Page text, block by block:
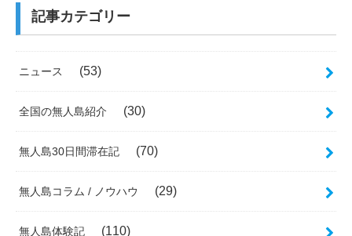
記事カテゴリー
ニュース (53)
全国の無人島紹介 (30)
無人島30日間滞在記 (70)
無人島コラム / ノウハウ (29)
無人島体験記 (110)